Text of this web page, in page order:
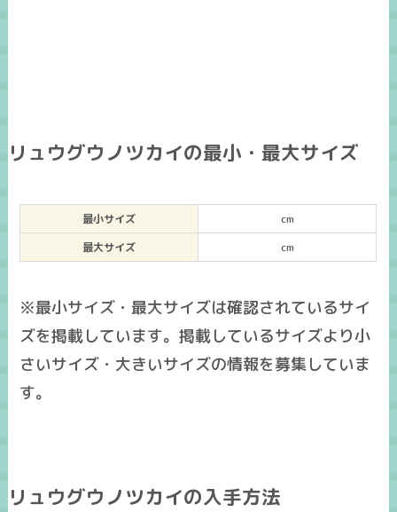
リュウグウノツカイの最小・最大サイズ
最小サイズ
cm
最大サイズ
cm
※最小サイズ・最大サイズは確認されているサイ
ズを掲載しています。掲載しているサイズより小
さいサイズ・大きいサイズの情報を募集していま
す。
リュウグウノツカイの入手方法